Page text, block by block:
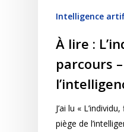
Intelligence
À lire :
parcours
J’ai lu «
piège de